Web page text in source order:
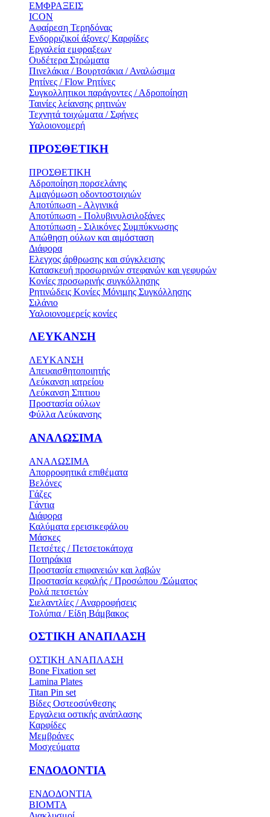
ΕΜΦΡΑΞΕΙΣ
ICON
Αφαίρεση Τερηδόνας
Ενδορριζικοί άξονες/ Καρφίδες
Εργαλεία εμφραξεων
Ουδέτερα Στρώματα
Πινελάκια / Βουρτσάκια / Αναλώσιμα
Ρητίνες / Flow Ρητίνες
Συγκολλητικοι παράγοντες / Αδροποίηση
Ταινίες λείανσης ρητινών
Τεχνητά τοιχώματα / Σφήνες
Υαλοιονομερή
ΠΡΟΣΘΕΤΙΚΗ
ΠΡΟΣΘΕΤΙΚΗ
Αδροποίηση πορσελάνης
Αμαγόμωση οδοντοστοιχιών
Αποτύπωση - Αλγινικά
Αποτύπωση - Πολυβινυλσιλοξάνες
Αποτύπωση - Σιλικόνες Συμπύκνωσης
Απώθηση ούλων και αιμόσταση
Διάφορα
Ελεγχος άρθρωσης και σύγκλεισης
Κατασκευή προσωρινών στεφανών και γεφυρών
Κονίες προσωρινής συγκόλλησης
Ρητινώδεις Κονίες Μόνιμης Συγκόλλησης
Σιλάνιο
Υαλοιονομερείς κονίες
ΛΕΥΚΑΝΣΗ
ΛΕΥΚΑΝΣΗ
Απευαισθητοποιητής
Λεύκανση ιατρείου
Λεύκανση Σπιτιου
Προστασία ούλων
Φύλλα Λεύκανσης
ΑΝΑΛΩΣΙΜΑ
ΑΝΑΛΩΣΙΜΑ
Απορροφητικά επιθέματα
Βελόνες
Γάζες
Γάντια
Διάφορα
Καλύματα ερεισικεφάλου
Μάσκες
Πετσέτες / Πετσετοκάτοχα
Ποτηράκια
Προστασία επιφανειών και λαβών
Προστασία κεφαλής / Προσώπου /Σώματος
Ρολά πετσετών
Σιελαντλίες / Αναρροφήσεις
Τολύπια / Είδη Βάμβακος
ΟΣΤΙΚH ΑΝΑΠΛΑΣH
ΟΣΤΙΚH ΑΝΑΠΛΑΣH
Bone Fixation set
Lamina Plates
Titan Pin set
Βίδες Οστεοσύνθεσης
Εργαλεια οστικής ανάπλασης
Καρφίδες
Μεμβράνες
Μοσχεύματα
ΕΝΔΟΔΟΝΤΙΑ
ΕΝΔΟΔΟΝΤΙΑ
BIOMTA